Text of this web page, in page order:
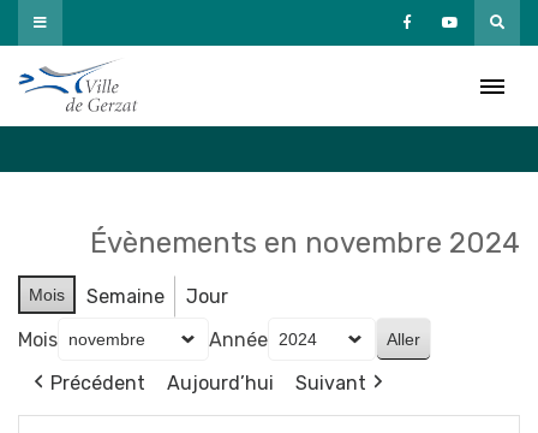
Passer
au
contenu
Évènements en novembre 2024
Mois Semaine
Jour
Mois
Année
Précédent
Aujourd’hui Suivant